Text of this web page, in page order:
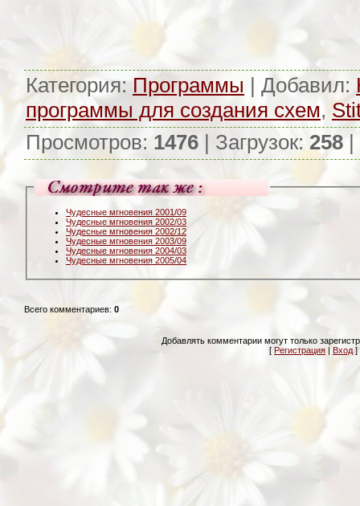
Категория:Программы | Добавил:
программы для создания схем,
Просмотров: 1476 | Загрузок: 258 |
Чудесные мгновения 2001/09
Чудесные мгновения 2002/03
Чудесные мгновения 2002/12
Чудесные мгновения 2003/09
Чудесные мгновения 2004/03
Чудесные мгновения 2005/04
Всего комментариев: 0
Добавлять комментарии могут только
[ Регистрация Вход ]